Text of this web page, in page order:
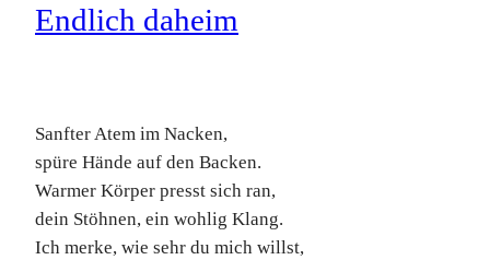
Endlich daheim
Sanfter Atem im Nacken,
spüre Hände auf den Backen.
Warmer Körper presst sich ran,
dein Stöhnen, ein wohlig Klang.
Ich merke, wie sehr du mich willst,